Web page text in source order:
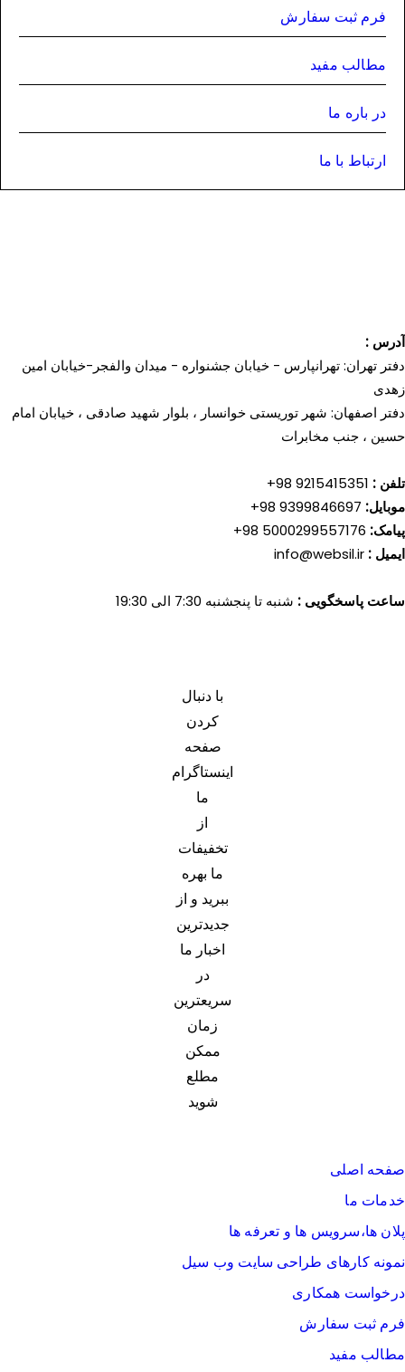
فرم ثبت سفارش
مطالب مفید
در باره ما
ارتباط با ما
آدرس :
دفتر تهران: تهرانپارس - خیابان جشنواره - میدان والفجر-خیابان امین
زهدی
دفتر اصفهان: شهر توریستی خوانسار ، بلوار شهید صادقی ، خیابان امام
حسین ، جنب مخابرات
تلفن :
موبایل:
پیامک:
ایمیل :
ساعت پاسخگویی : شنبه تا پنجشنبه 7:30 الی 19:30
با دنبال
کردن
صفحه
اینستاگرام
ما
از
تخفیفات
ما بهره
ببرید و از
جدیدترین
اخبار ما
در
سریعترین
زمان
ممکن
مطلع
شوید
صفحه اصلی
خدمات ما
پلان ها،سرویس ها و تعرفه ها
نمونه کارهای طراحی سایت وب سیل
درخواست همکاری
فرم ثبت سفارش
مطالب مفید